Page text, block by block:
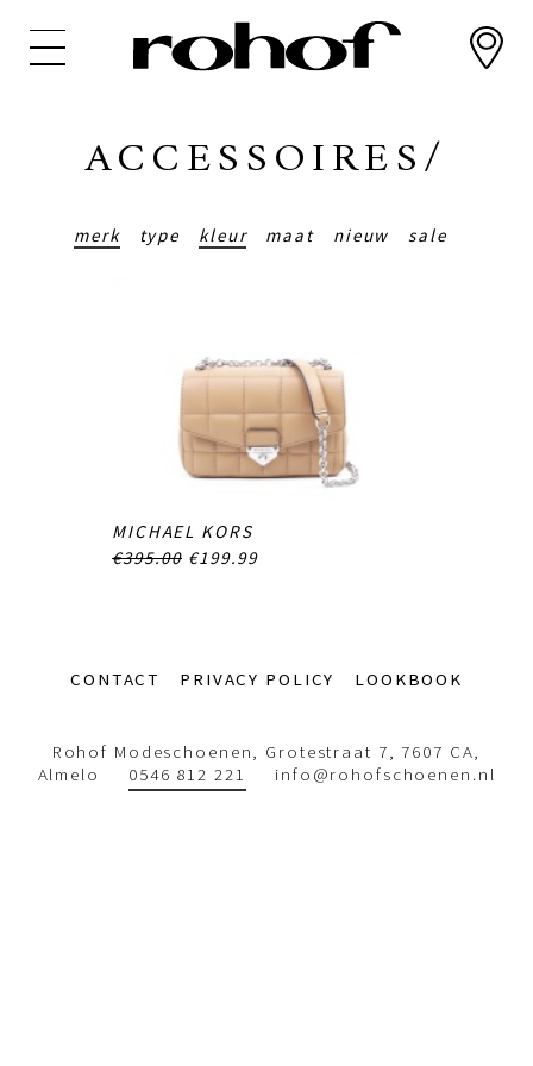
ACCESSOIRES/
merk type kleur maat nieuw sale
MICHAEL KORS
€395.00 €199.99
Footer-CONTACT PRIVACY POLICY LOOKBOOK
Rohof Modeschoenen, Grotestraat 7, 7607 CA,
Almelo 0546 812 221 info@rohofschoenen.nl